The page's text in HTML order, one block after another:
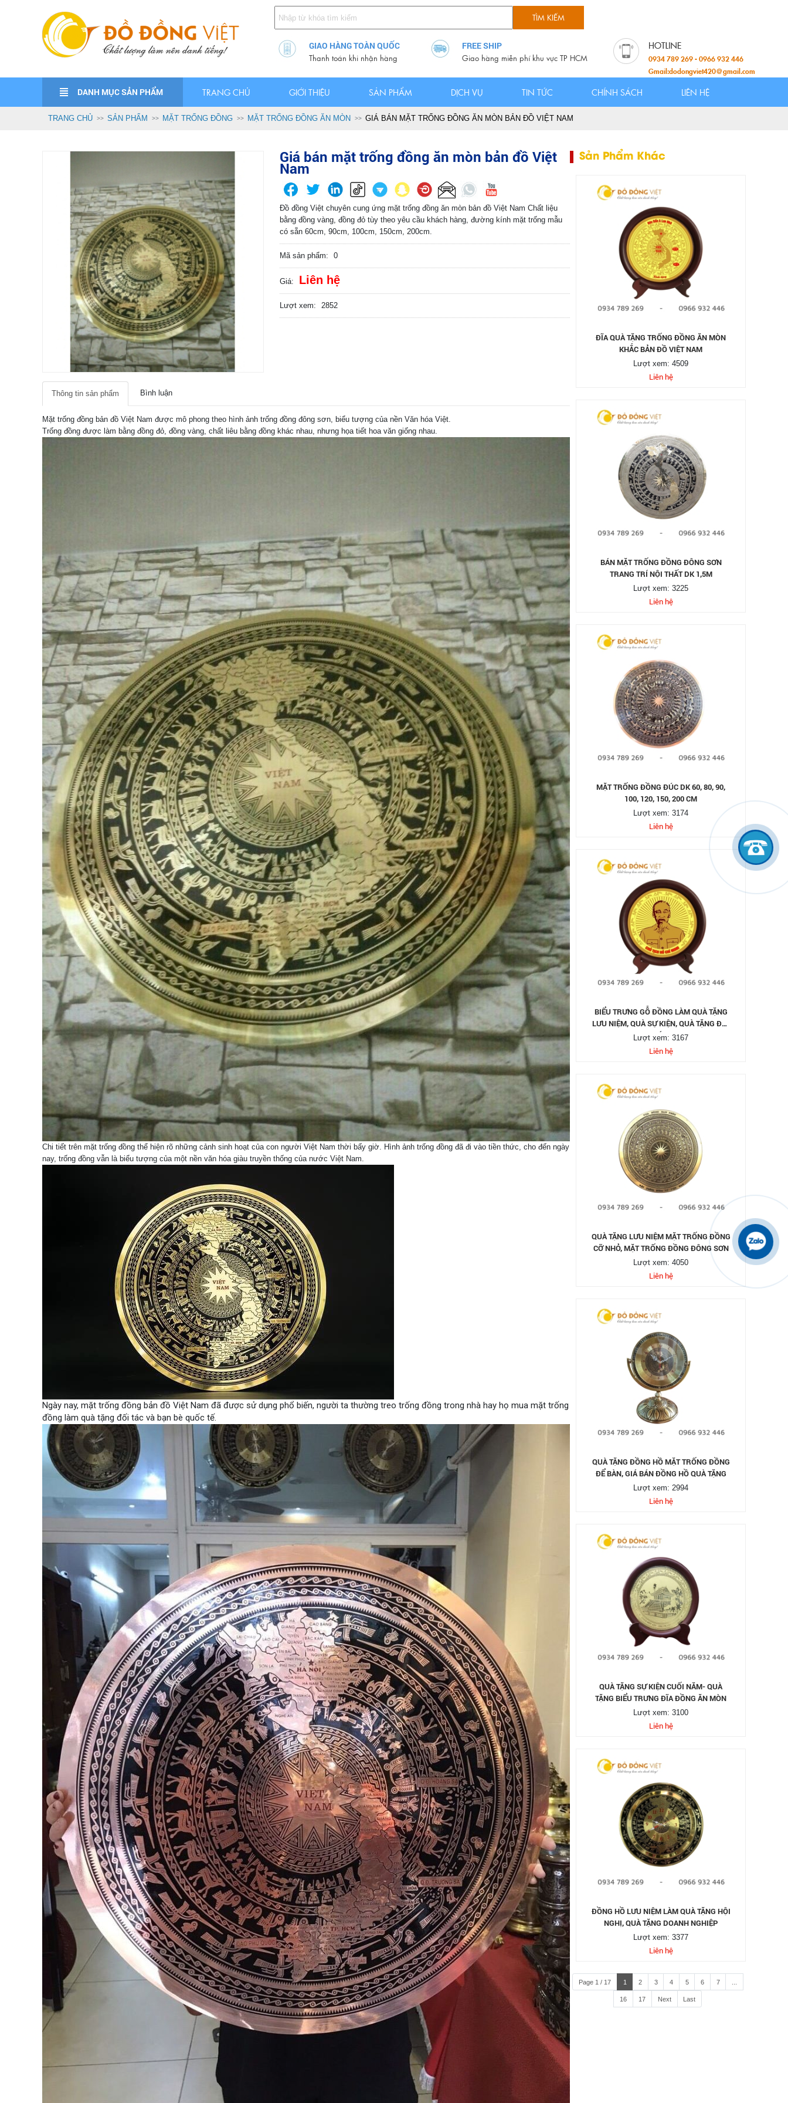
GIAO HÀNG TOÀN QUỐC
Thanh toán khi nhận hàng
FREE SHIP
Giao hàng miễn phí khu vực TP HCM
0934 789 269 - 0966 932 446
Gmail:dodongviet420@gmail.com
DANH MỤC SẢN PHẨM TRANG CHỦ GIỚI THIỆU SẢN PHẨM DỊCH VỤ TIN TỨC CHÍNH SÁCH LIÊN HỆ
TRANG CHỦ SẢN PHẨM MẶT TRỐNG ĐỒNG MẶT TRỐNG ĐỒNG ĂN MÒN GIÁ BÁN MẶT TRỐNG ĐỒNG ĂN MÒN BẢN ĐỒ VIỆT NAM
Giá bán mặt trống đồng ăn mòn bản đồ Việt
Nam
Đồ đồng Việt chuyên cung ứng mặt trống đồng ăn mòn bản đồ Việt Nam Chất liệu
bằng đồng vàng, đồng đỏ tùy theo yêu cầu khách hàng, đường kính mặt trống mẫu
có sẵn 60cm, 90cm, 100cm, 150cm, 200cm.
Mã sản phẩm: 0
Giá: Liên hệ
Lượt xem: 2852
Thông tin sản phẩm Bình luận
Mặt trống đồng bản đồ Việt Nam được mô phong theo hình ảnh trống đồng đông sơn, biểu tượng của nền Văn hóa Việt.
Trống đồng được làm bằng đồng đỏ, đồng vàng, chất liêu bằng đồng khác nhau, nhưng họa tiết hoa văn giống nhau.
Chi tiết trên mặt trống đồng thể hiện rõ những cảnh sinh hoạt của con người Việt Nam thời bấy giờ. Hình ảnh trống đồng đã đi vào tiền thức, cho đến ngày
nay, trống đồng vẫn là biểu tượng của một nền văn hóa giàu truyền thống của nước Việt Nam.
Ngày nay, mặt trống đồng bản đồ Việt Nam đã được sử dụng phổ biến, người ta thường treo trống đồng trong nhà hay họ mua mặt trống
đồng làm quà tặng đối tác và bạn bè quốc tế.
Sản Phẩm Khác
ĐĨA QUÀ TẶNG TRỐNG ĐỒNG ĂN MÒN
KHẮC BẢN ĐỒ VIỆT NAM
Lượt xem: 4509
Liên hệ
BÁN MẶT TRỐNG ĐỒNG ĐÔNG SƠN
TRANG TRÍ NỘI THẤT DK 1,5M
Lượt xem: 3225
Liên hệ
MẶT TRỐNG ĐỒNG ĐÚC DK 60, 80, 90,
100, 120, 150, 200 CM
Lượt xem: 3174
Liên hệ
BIỂU TRƯNG GỖ ĐỒNG LÀM QUÀ TẶNG
LƯU NIỆM, QUÀ SỰ KIỆN, QUÀ TẶNG ĐỐI
TÁC
Lượt xem: 3167
Liên hệ
QUÀ TẶNG LƯU NIỆM MẶT TRỐNG ĐỒNG
CỠ NHỎ, MẶT TRỐNG ĐỒNG ĐÔNG SƠN
Lượt xem: 4050
Liên hệ
QUÀ TẶNG ĐỒNG HỒ MẶT TRỐNG ĐỒNG
ĐỂ BÀN, GIÁ BÁN ĐỒNG HỒ QUÀ TẶNG
Lượt xem: 2994
Liên hệ
QUÀ TẶNG SỰ KIỆN CUỐI NĂM- QUÀ
TẶNG BIỂU TRƯNG ĐĨA ĐỒNG ĂN MÒN
Lượt xem: 3100
Liên hệ
ĐỒNG HỒ LƯU NIỆM LÀM QUÀ TẶNG HỘI
NGHỊ, QUÀ TẶNG DOANH NGHIỆP
Lượt xem: 3377
Liên hệ
Page 1 / 17 1 2 3 4 5 6 7
16 17 Next Last